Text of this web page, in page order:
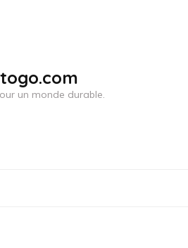
un monde durable.